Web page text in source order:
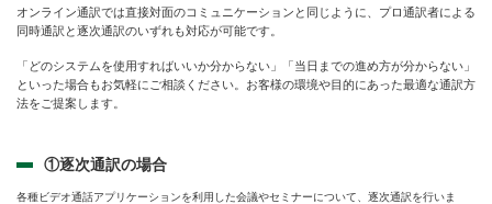
オンライン通訳では直接対面のコミュニケーションと同じように、プロ通訳者による
同時通訳と逐次通訳のいずれも対応が可能です。
「どのシステムを使用すればいいか分からない」「当日までの進め方が分からない」
といった場合もお気軽にご相談ください。お客様の環境や目的にあった最適な通訳方
法をご提案します。
①逐次通訳の場合
各種ビデオ通話アプリケーションを利用した会議やセミナーについて、逐次通訳を行いま